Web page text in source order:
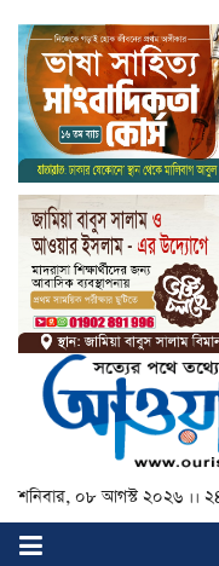
শনিবার, ০৮ আগস্ট ২০২৬ ।।